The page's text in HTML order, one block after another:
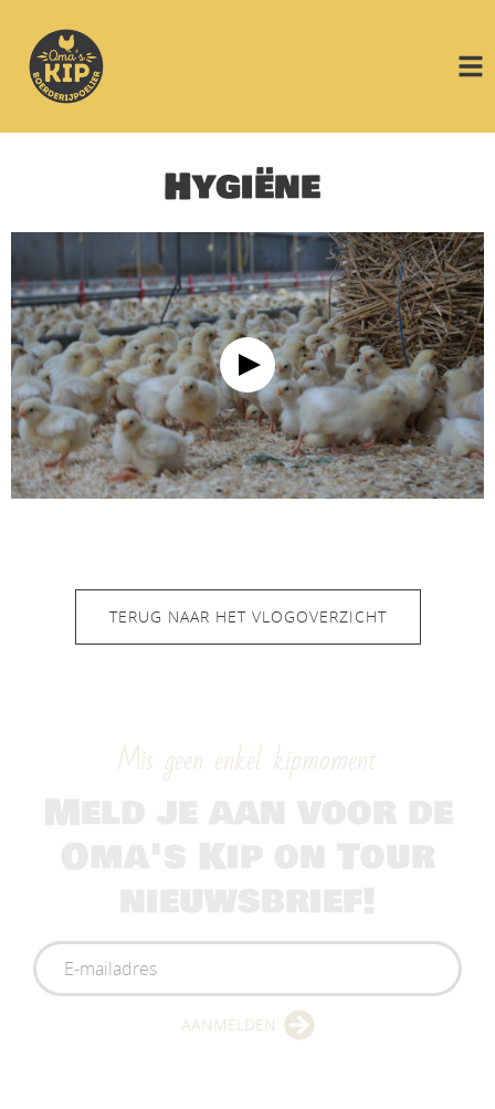
Hygiëne
TERUG NAAR HET VLOGOVERZICHT
Mis geen enkel kipmoment
AANMELDEN